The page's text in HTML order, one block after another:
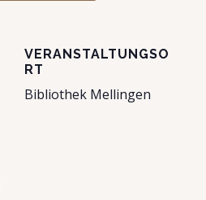
VERANSTALTUNGSO
RT
Bibliothek Mellingen